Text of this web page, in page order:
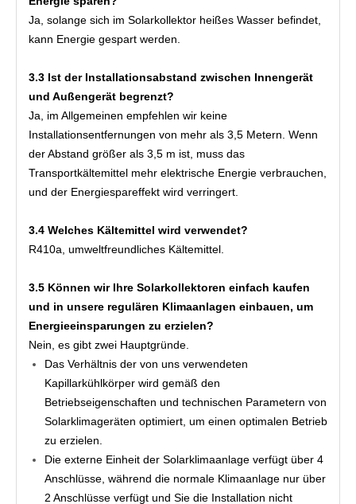
Ja, solange sich im Solarkollektor heißes Wasser befindet,
kann Energie gespart werden.
3.3 Ist der Installationsabstand zwischen Innengerät
und Außengerät begrenzt?
Ja, im Allgemeinen empfehlen wir keine
Installationsentfernungen von mehr als 3,5 Metern. Wenn
der Abstand größer als 3,5 m ist, muss das
Transportkältemittel mehr elektrische Energie verbrauchen,
und der Energiespareffekt wird verringert.
3.4 Welches Kältemittel wird verwendet?
R410a, umweltfreundliches Kältemittel.
3.5 Können wir Ihre Solarkollektoren einfach kaufen
und in unsere regulären Klimaanlagen einbauen, um
Energieeinsparungen zu erzielen?
Nein, es gibt zwei Hauptgründe.
Das Verhältnis der von uns verwendeten
Kapillarkühlkörper wird gemäß den
Betriebseigenschaften und technischen Parametern von
Solarklimageräten optimiert, um einen optimalen Betrieb
zu erzielen.
Die externe Einheit der Solarklimaanlage verfügt über 4
Anschlüsse, während die normale Klimaanlage nur über
2 Anschlüsse verfügt und Sie die Installation nicht